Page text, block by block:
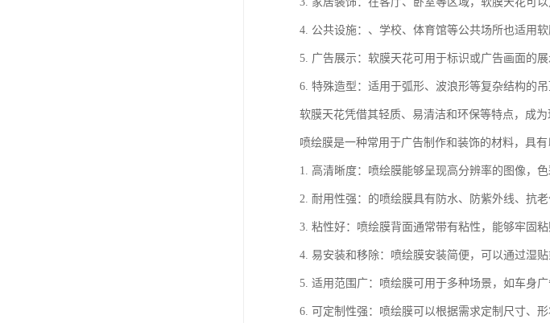
4. 公共设施：、学校、体育馆等公共场所也适用
5. 广告展示：软膜天花可用于标识或广告画面的
6. 特殊造型：适用于弧形、波浪形等复杂结构的吊
软膜天花凭借其轻质、易清洁和环保等特点，成
喷绘膜是一种常用于广告制作和装饰的材料，具有
1. 高清晰度：喷绘膜能够呈现高分辨率的图像，
2. 耐用性强：的喷绘膜具有防水、防紫外线、抗
3. 粘性好：喷绘膜背面通常带有粘性，能够牢固
4. 易安装和移除：喷绘膜安装简便，可以通过湿
5. 适用范围广：喷绘膜可用于多种场景，如车身
6. 可定制性强：喷绘膜可以根据需求定制尺寸、